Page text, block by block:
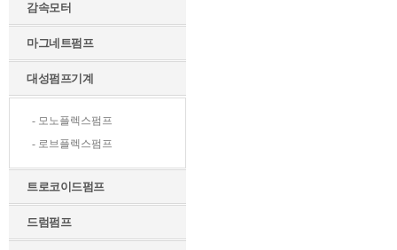
감속모터
마그네트펌프
대성펌프기계
- 모노플렉스펌프
- 로브플렉스펌프
트로코이드펌프
드럼펌프